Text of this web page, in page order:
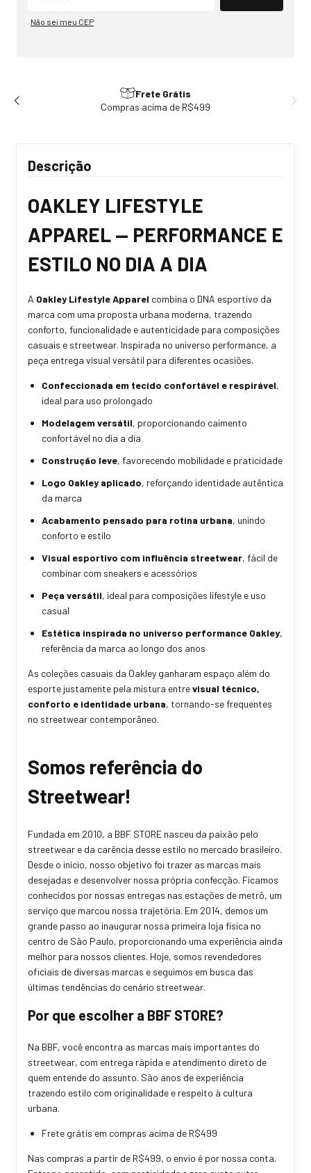
Não sei meu CEP
Frete Grátis
Compras acima de R$499
Descrição
OAKLEY LIFESTYLE
APPAREL — PERFORMANCE E
ESTILO NO DIA A DIA
A Oakley Lifestyle Apparel combina o DNA esportivo da
marca com uma proposta urbana moderna, trazendo
conforto, funcionalidade e autenticidade para composições
casuais e streetwear. Inspirada no universo performance, a
peça entrega visual versátil para diferentes ocasiões.
Confeccionada em tecido confortável e respirável,
ideal para uso prolongado
Modelagem versátil, proporcionando caimento
confortável no dia a dia
Construção leve, favorecendo mobilidade e praticidade
Logo Oakley aplicado, reforçando identidade autêntica
da marca
Acabamento pensado para rotina urbana, unindo
conforto e estilo
Visual esportivo com influência streetwear, fácil de
combinar com sneakers e acessórios
Peça versátil, ideal para composições lifestyle e uso
casual
Estética inspirada no universo performance Oakley,
referência da marca ao longo dos anos
As coleções casuais da Oakley ganharam espaço além do
esporte justamente pela mistura entrevisual técnico,
conforto e identidade urbana, tornando-se frequentes
no streetwear contemporâneo.
Somos referência do
Streetwear!
Fundada em 2010, a BBF STORE nasceu da paixão pelo
streetwear e da carência desse estilo no mercado brasileiro.
Desde o início, nosso objetivo foi trazer as marcas mais
desejadas e desenvolver nossa própria confecção. Ficamos
conhecidos por nossas entregas nas estações de metrô, um
serviço que marcou nossa trajetória. Em 2014, demos um
grande passo ao inaugurar nossa primeira loja física no
centro de São Paulo, proporcionando uma experiência ainda
melhor para nossos clientes. Hoje, somos revendedores
oficiais de diversas marcas e seguimos em busca das
últimas tendências do cenário streetwear.
Por que escolher a BBF STORE?
Na BBF, você encontra as marcas mais importantes do
streetwear, com entrega rápida e atendimento direto de
quem entende do assunto. São anos de experiência
trazendo estilo com originalidade e respeito à cultura
urbana.
Frete grátis em compras acima de R$499
Nas compras a partir de R$499, o envio é por nossa conta.